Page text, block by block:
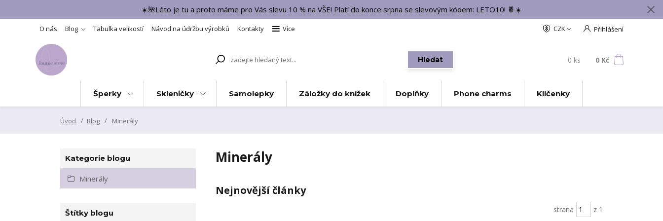
☀️🌺Léto je tu a proto máme pro Vás slevu 10 % na VŠE! Platí do konce srpna se slevovým kódem: LETO10! 🍍☀️
O nás Blog Tabulka velikostí Návod na údržbu výrobků Kontakty Více CZK Přihlášení
Hledat 0 ks 0 Kč
Šperky Skleničky Samolepky Záložky do knížek Doplňky Phone charms Klíčenky
Úvod Blog Minerály
Kategorie blogu
Minerály
Štítky blogu
Minerály
Nejnovější články
strana z 1